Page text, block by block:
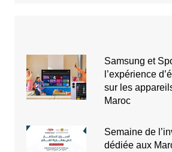
Samsung et
l’expérience
sur les
Maroc
Semaine de
dédiée aux